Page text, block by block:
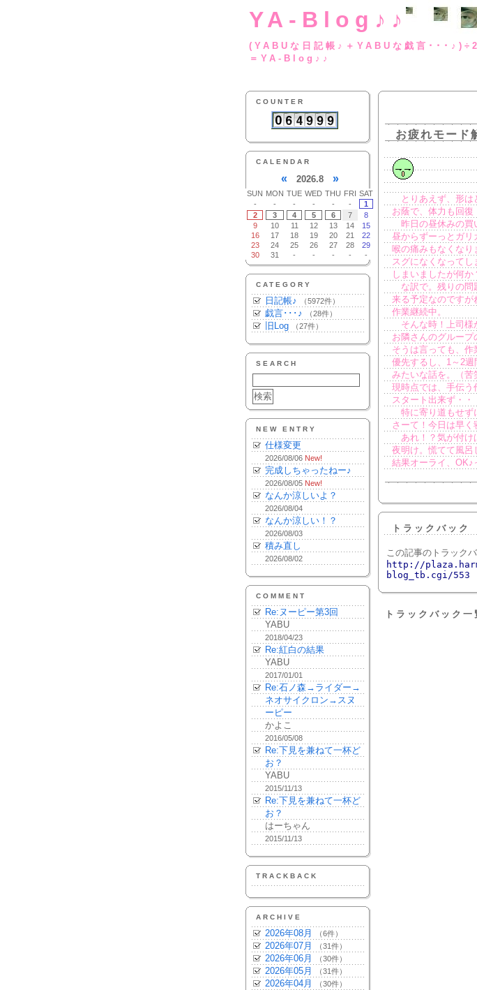
YA-Blog♪♪
(YABUな日記帳♪＋
＝YA-Blog♪♪
COUNTER
CALENDAR
« 2026.8 »
SUN MON TUE WED THU FRI SAT
-
- - - - -
1
2
3 4 5 6 7
8
9
10 11 12 13 14
15
16
17 18 19 20 21
22
23
24 25 26 27 28
29
30
31 - - - - -
CATEGORY
日記帳♪ （5972件）
戯言･･･♪ （28件）
旧Log （27件）
SEARCH
NEW ENTRY
仕様変更
2026/08/06 New!
完成しちゃったねー♪
2026/08/05 New!
なんか涼しいよ？
2026/08/04
なんか涼しい！？
2026/08/03
積み直し
2026/08/02
COMMENT
Re:ヌーピー第3回
YABU
2018/04/23
Re:紅白の結果
YABU
2017/01/01
Re:石ノ森→ライダー→
ネオサイクロン→スヌ
ーピー
かよこ
2016/05/08
Re:下見を兼ねて一杯ど
お？
YABU
2015/11/13
Re:下見を兼ねて一杯ど
お？
はーちゃん
2015/11/13
TRACKBACK
ARCHIVE
2026年08月 （6件）
2026年07月 （31件）
2026年06月 （30件）
2026年05月 （31件）
2026年04月 （30件）
お疲れモード
とりあえず、形は
お蔭で、体力も回復
昨日の昼休みの買
昼からずーっとガリ
喉の痛みもなくな
スグになくなって
しまいましたが何か
な訳で。残りの問
来る予定なのですが
作業継続中。
そんな時！上司様
お隣さんのグループ
そうは言っても、
優先するし、1～2
みたいな話を。（
現時点では、手伝う
スタート出来ず・・
特に寄り道もせず
さーて！今日は早く
あれ！？気が付け
夜明け。慌てて風
結果オーライ、OK♪
トラックバック
この記事のトラック
http://
blog_tb.cgi/553
トラックバック一